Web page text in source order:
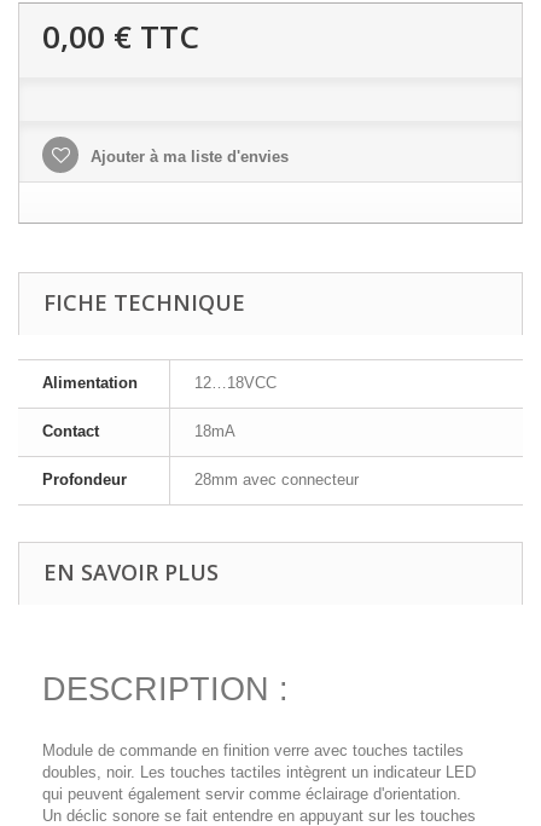
0,00 € TTC
Ajouter à ma liste d'envies
FICHE TECHNIQUE
Alimentation 12…18VCC
Contact 18mA
Profondeur 28mm avec connecteur
EN SAVOIR PLUS
DESCRIPTION :
Module de commande en finition verre avec touches tactiles
doubles, noir. Les touches tactiles intègrent un indicateur LED
qui peuvent également servir comme éclairage d'orientation.
Un déclic sonore se fait entendre en appuyant sur les touches